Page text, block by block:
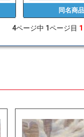
同名商品
4ページ中 1ページ目 1